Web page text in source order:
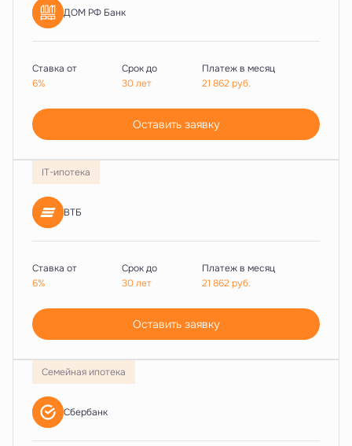
ДОМ РФ Банк
Ставка от
6%
Срок до
30 лет
Платеж в месяц
21 862руб.
Оставить заявку
IT-ипотека
ВТБ
Ставка от
6%
Срок до
30 лет
Платеж в месяц
21 862руб.
Оставить заявку
Семейная ипотека
Сбербанк